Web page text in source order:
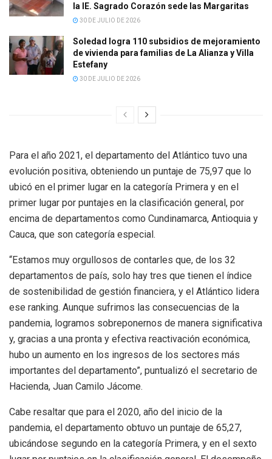
la IE. Sagrado Corazón sede las Margaritas
30 DE JULIO DE 2026
Soledad logra 110 subsidios de mejoramiento
de vivienda para familias de La Alianza y Villa
Estefany
30 DE JULIO DE 2026
Para el año 2021, el departamento del Atlántico tuvo una
evolución positiva, obteniendo un puntaje de 75,97 que lo
ubicó en el primer lugar en la categoría Primera y en el
primer lugar por puntajes en la clasificación general, por
encima de departamentos como Cundinamarca, Antioquia y
Cauca, que son categoría especial.
“Estamos muy orgullosos de contarles que, de los 32
departamentos de país, solo hay tres que tienen el índice
de sostenibilidad de gestión financiera, y el Atlántico lidera
ese ranking. Aunque sufrimos las consecuencias de la
pandemia, logramos sobreponernos de manera significativa
y, gracias a una pronta y efectiva reactivación económica,
hubo un aumento en los ingresos de los sectores más
importantes del departamento”, puntualizó el secretario de
Hacienda, Juan Camilo Jácome.
Cabe resaltar que para el 2020, año del inicio de la
pandemia, el departamento obtuvo un puntaje de 65,27,
ubicándose segundo en la categoría Primera, y en el sexto